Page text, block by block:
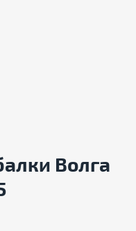
Волга